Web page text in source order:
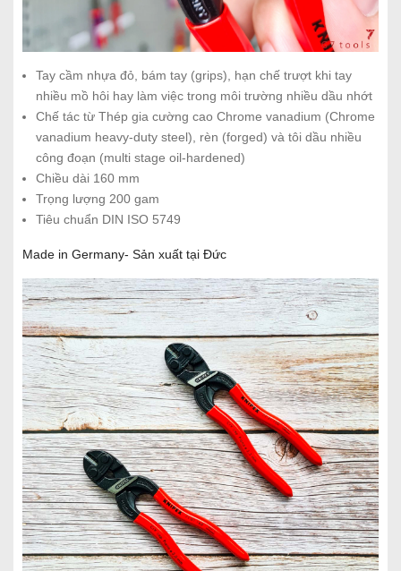
Tay cầm nhựa đỏ, bám tay (grips), hạn chế trượt khi tay
nhiều mồ hôi hay làm việc trong môi trường nhiều dầu nhớt
Chế tác từ Thép gia cường cao Chrome vanadium (Chrome
vanadium heavy-duty steel), rèn (forged) và tôi dầu nhiều
công đoạn (multi stage oil-hardened)
Chiều dài 160 mm
Trọng lượng 200 gam
Tiêu chuẩn DIN ISO 5749
Made in Germany- Sản xuất tại Đức